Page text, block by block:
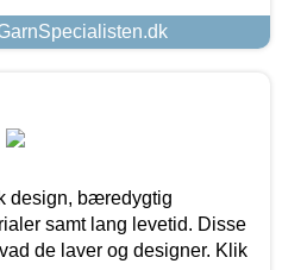
design, bæredygtig
samt lang levetid. Disse
de laver og designer. Klik